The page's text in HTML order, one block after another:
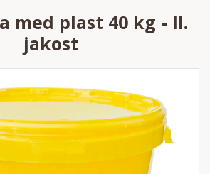
med plast 40 kg - II.
jakost